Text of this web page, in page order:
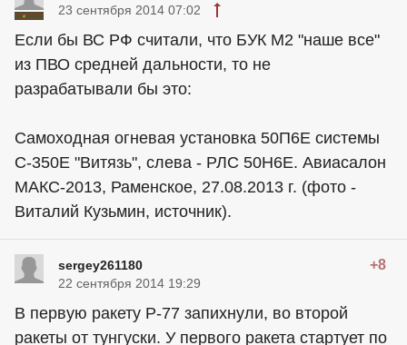
23 сентября 2014 07:02
Если бы ВС РФ считали, что БУК М2 "наше все"
из ПВО средней дальности, то не
разрабатывали бы это:
Самоходная огневая установка 50П6Е системы
С-350Е "Витязь", слева - РЛС 50Н6Е. Авиасалон
МАКС-2013, Раменское, 27.08.2013 г. (фото -
Виталий Кузьмин, источник).
sergey261180 +8
22 сентября 2014 19:29
В первую ракету Р-77 запихнули, во второй
ракеты от тунгуски. У первого ракета стартует по